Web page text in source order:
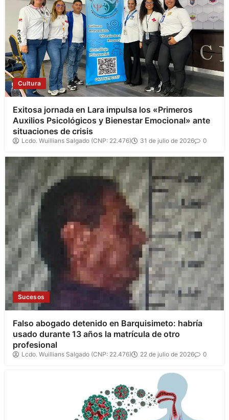
Cultura
Exitosa jornada en Lara impulsa los «Primeros
Auxilios Psicológicos y Bienestar Emocional» ante
situaciones de crisis
Lcdo. Wuillians Salgado (CNP: 22.476) 31 de julio de 2026 0
Sucesos
Falso abogado detenido en Barquisimeto: habría
usado durante 13 años la matrícula de otro
profesional
Lcdo. Wuillians Salgado (CNP: 22.476) 22 de julio de 2026 0